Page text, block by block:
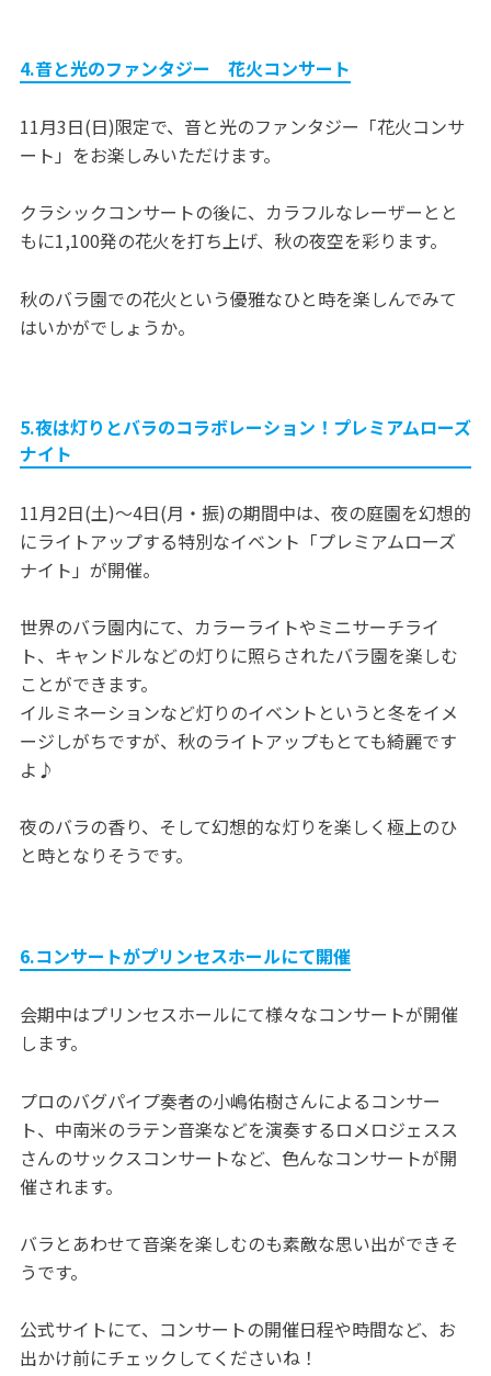
4.音と光のファンタジー 花火コンサート
11月3日(日)限定で、音と光のファンタジー「花火コンサ
ート」をお楽しみいただけます。
クラシックコンサートの後に、カラフルなレーザーとと
もに1,100発の花火を打ち上げ、秋の夜空を彩ります。
秋のバラ園での花火という優雅なひと時を楽しんでみて
はいかがでしょうか。
5.夜は灯りとバラのコラボレーション！プレミアムローズ
ナイト
11月2日(土)～4日(月・振)の期間中は、夜の庭園を幻想的
にライトアップする特別なイベント「プレミアムローズ
ナイト」が開催。
世界のバラ園内にて、カラーライトやミニサーチライ
ト、キャンドルなどの灯りに照らされたバラ園を楽しむ
ことができます。
イルミネーションなど灯りのイベントというと冬をイメ
ージしがちですが、秋のライトアップもとても綺麗です
よ♪
夜のバラの香り、そして幻想的な灯りを楽しく極上のひ
と時となりそうです。
6.コンサートがプリンセスホールにて開催
会期中はプリンセスホールにて様々なコンサートが開催
します。
プロのバグパイプ奏者の小嶋佑樹さんによるコンサー
ト、中南米のラテン音楽などを演奏するロメロジェスス
さんのサックスコンサートなど、色んなコンサートが開
催されます。
バラとあわせて音楽を楽しむのも素敵な思い出ができそ
うです。
公式サイトにて、コンサートの開催日程や時間など、お
出かけ前にチェックしてくださいね！